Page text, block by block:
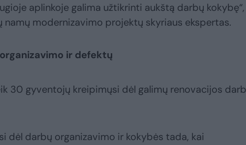
aplinkoje galima užtikrinti aukštą darbų
namų modernizavimo projektų skyriaus ekspertas.
ir defektų
30 gyventojų kreipimųsi dėl galimų renovacijos
dėl darbų organizavimo ir kokybės tada, kai